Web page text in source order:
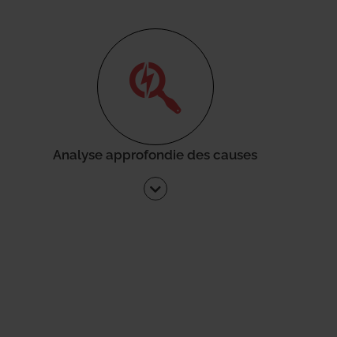
Analyse approfondie des causes